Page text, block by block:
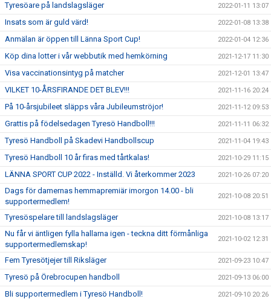
Tyresöare på landslagsläger 2022-01-11 13:07
Insats som är guld värd! 2022-01-08 13:38
Anmälan är öppen till Länna Sport Cup! 2022-01-04 12:36
Köp dina lotter i vår webbutik med hemkörning 2021-12-17 11:30
Visa vaccinationsintyg på matcher 2021-12-01 13:47
VILKET 10-ÅRSFIRANDE DET BLEV!!! 2021-11-16 20:24
På 10-årsjubileet släpps våra Jubileumströjor! 2021-11-12 09:53
Grattis på födelsedagen Tyresö Handboll!!! 2021-11-11 06:32
Tyresö Handboll på Skadevi Handbollscup 2021-11-04 19:43
Tyresö Handboll 10 år firas med tårtkalas! 2021-10-29 11:15
LÄNNA SPORT CUP 2022 - Inställd. Vi återkommer 2023 2021-10-26 07:20
Dags för damernas hemmapremiär imorgon 14.00 - bli
supportermedlem!
2021-10-08 20:51
Tyresöspelare till landslagsläger 2021-10-08 13:17
Nu får vi äntligen fylla hallarna igen - teckna ditt förmånliga
supportermedlemskap!
2021-10-02 12:31
Fem Tyresötjejer till Riksläger 2021-09-23 10:47
Tyresö på Örebrocupen handboll 2021-09-13 06:00
Bli supportermedlem i Tyresö Handboll! 2021-09-10 20:26